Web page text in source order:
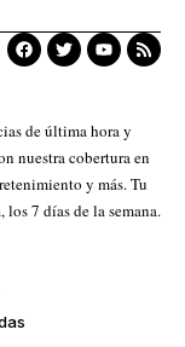
de última hora y
nuestra cobertura en
y más. Tu
7 días de la semana.